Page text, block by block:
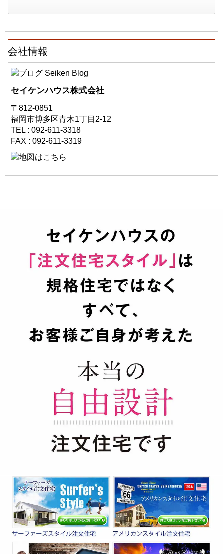
会社情報
セイケンハウス株式会社
〒812-0851
福岡市博多区青木1丁目2-12
TEL : 092-611-3318
FAX : 092-611-3319